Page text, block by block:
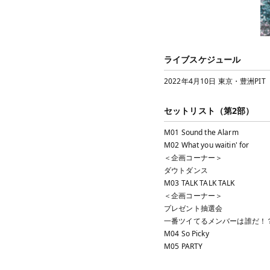
ライブスケジュール
2022年4月10日 東京・豊洲PIT
セットリスト（第2部）
M01 Sound the Alarm
M02 What you waitin' for
＜企画コーナー＞
ダウトダンス
M03 TALK TALK TALK
＜企画コーナー＞
プレゼント抽選会
一番ツイてるメンバーは誰だ！
M04 So Picky
M05 PARTY